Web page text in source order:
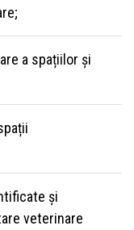
a spațiilor și
și
veterinare